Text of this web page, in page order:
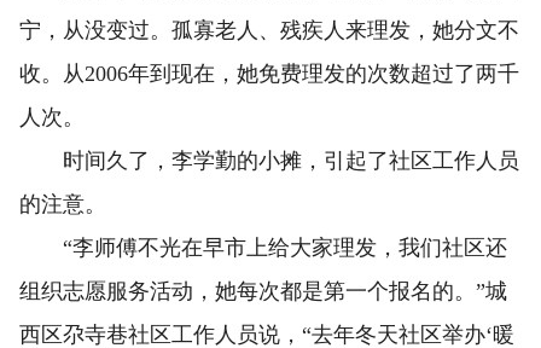
宁，从没变过。孤寡老人、残疾人来理发，她分文不
收。从2006年到现在，她免费理发的次数超过了两千
人次。
时间久了，李学勤的小摊，引起了社区工作人员
的注意。
“李师傅不光在早市上给大家理发，我们社区还
组织志愿服务活动，她每次都是第一个报名的。”城
西区尕寺巷社区工作人员说，“去年冬天社区举办‘暖